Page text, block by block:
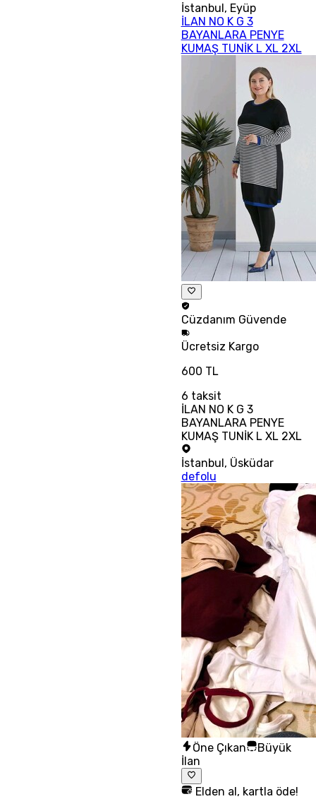
İstanbul, Eyüp
İLAN NO K G 3
BAYANLARA PENYE
KUMAŞ TUNİK L XL 2XL
Cüzdanım Güvende
Ücretsiz Kargo
600 TL
6 taksit
İLAN NO K G 3
BAYANLARA PENYE
KUMAŞ TUNİK L XL 2XL
İstanbul , Üsküdar
defolu
Öne Çıkan
Büyük
İlan
Elden al, kartla öde!